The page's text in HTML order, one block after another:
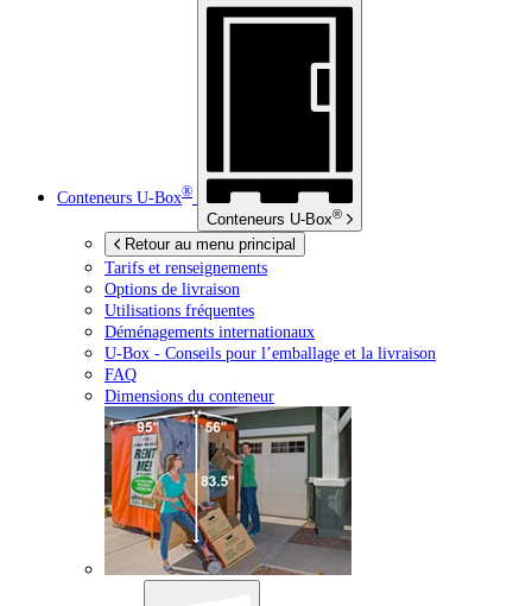
Conteneurs U-Box®
Conteneurs U-Box®
Retour au menu principal
Tarifs et renseignements
Options de livraison
Utilisations fréquentes
Déménagements internationaux
U-Box - Conseils pour l’emballage et la livraison
FAQ
Dimensions du conteneur